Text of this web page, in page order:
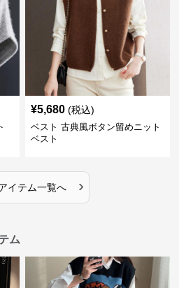
¥5,680 (税込)
ベスト 古典風ボタン留めニット
ベスト
イテム一覧へ ›
ム